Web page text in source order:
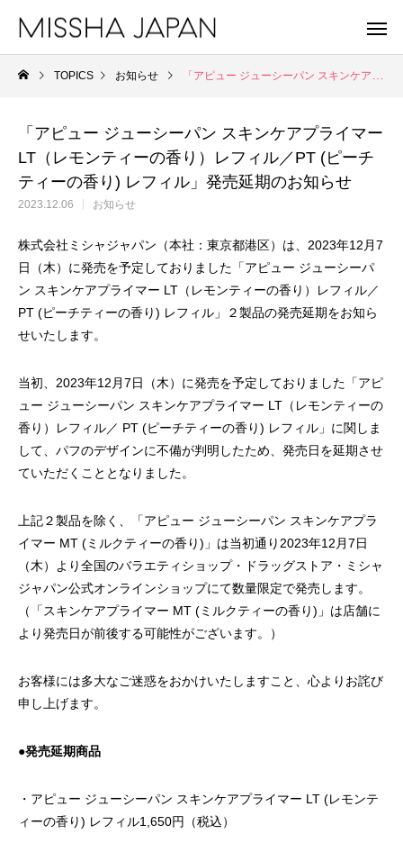
MISSHA
未来を見据え、健やかな美肌を目指す。
「PDRN*¹ NAD+*²」新シリーズ誕生。
2026.07.13
重さゼロ。進化を
「ミシャ M プロ ブ
ョン」誕生
2026.07.06
TOPICS お知らせ 「アピュー ジューシーパン スキンケアプライマー LT（レモンティーの香り）レフィル／PT (ピーチティーの香り) レフィル」発売延期のお知らせ
「アピュー ジューシーパン スキンケアプライマー
LT（レモンティーの香り）レフィル／PT (ピーチ
ティーの香り) レフィル」発売延期のお知らせ
2023.12.06 お知らせ
株式会社ミシャジャパン（本社：東京都港区）は、2023年12月7
日（木）に発売を予定しておりました「アピュー ジューシーパ
ン スキンケアプライマー LT（レモンティーの香り）レフィル／
PT (ピーチティーの香り) レフィル」２製品の発売延期をお知ら
せいたします。
当初、2023年12月7日（木）に発売を予定しておりました「アピ
ュー ジューシーパン スキンケアプライマー LT（レモンティーの
香り）レフィル／ PT (ピーチティーの香り) レフィル」に関しま
して、パフのデザインに不備が判明したため、発売日を延期させ
ていただくこととなりました。
上記２製品を除く、「アピュー ジューシーパン スキンケアプラ
イマー MT (ミルクティーの香り)」は当初通り2023年12月7日
（木）より全国のバラエティショップ・ドラッグストア・ミシャ
ジャパン公式オンラインショップにて数量限定で発売します。
（「スキンケアプライマー MT (ミルクティーの香り)」は店舗に
より発売日が前後する可能性がございます。）
お客様には多大なご迷惑をおかけいたしますこと、心よりお詫び
申し上げます。
●発売延期商品
・アピュー ジューシーパン スキンケアプライマー LT (レモンテ
ィーの香り) レフィル1,650円（税込）